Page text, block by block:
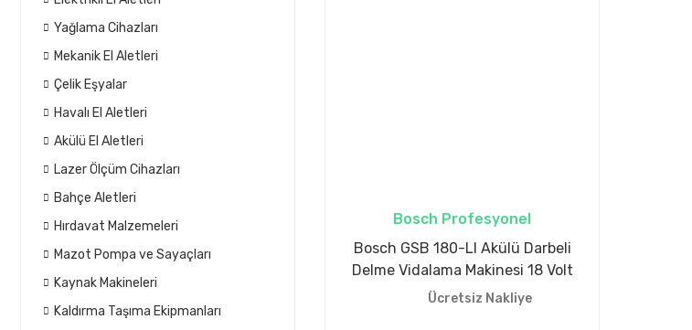
Yağlama Cihazları
Mekanik El Aletleri
Çelik Eşyalar
Havalı El Aletleri
Akülü El Aletleri
Lazer Ölçüm Cihazları
Bahçe Aletleri
Hırdavat Malzemeleri
Mazot Pompa ve Sayaçları
Kaynak Makineleri
Kaldırma Taşıma Ekipmanları
Bosch Profesyonel
Bosch GSB 180-LI Akülü Darbeli
Delme Vidalama Makinesi 18 Volt
2 Ah
Ücretsiz Nakliye